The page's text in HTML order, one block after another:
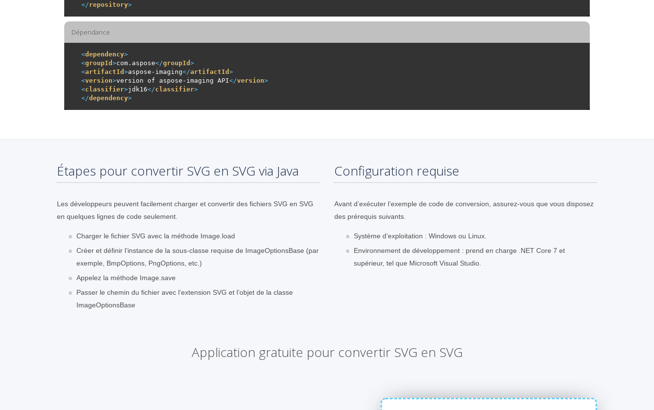
</repository>
Dépendance
<dependency>
<groupId >com.aspose</groupId >
<artifactId >aspose-imaging</artifactId >
<version>version of aspose-imaging API</version>
<classifier>jdk16</classifier>
</dependency>
Étapes pour convertir SVG en SVG via Java
Les développeurs peuvent facilement charger et convertir des fichiers SVG en SVG
en quelques lignes de code seulement.
Charger le fichier SVG avec la méthode Image.load
Créer et définir l’instance de la sous-classe requise de ImageOptionsBase (par
exemple, BmpOptions, PngOptions, etc.)
Appelez la méthode Image.save
Passer le chemin du fichier avec l’extension SVG et l’objet de la classe
ImageOptionsBase
Configuration requise
Avant d’exécuter l’exemple de code de conversion, assurez-vous que vous disposez
des prérequis suivants.
Système d’exploitation : Windows ou Linux.
Environnement de développement : prend en charge .NET Core 7 et
supérieur, tel que Microsoft Visual Studio.
Application gratuite pour convertir SVG en SVG